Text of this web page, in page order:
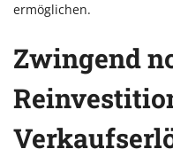
ermöglichen.
Zwingend